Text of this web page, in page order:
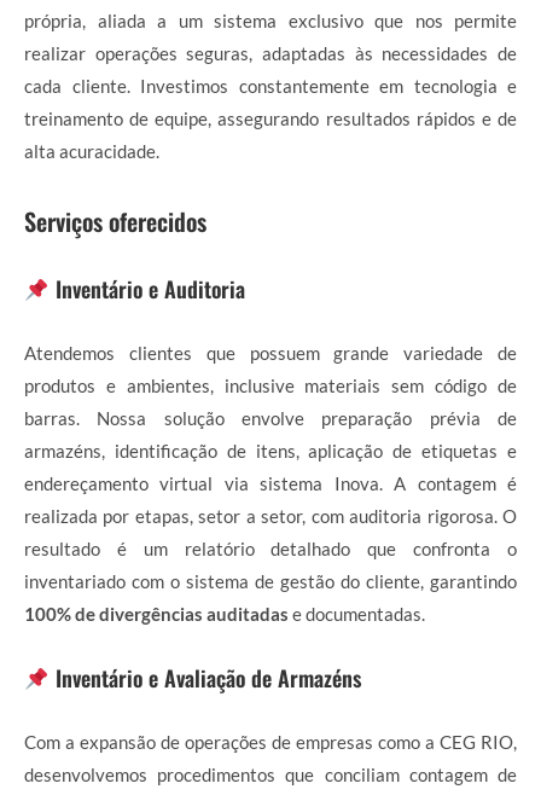
própria, aliada a um sistema exclusivo que nos permite
realizar operações seguras, adaptadas às necessidades de
cada cliente. Investimos constantemente em tecnologia e
treinamento de equipe, assegurando resultados rápidos e de
alta acuracidade.
Serviços oferecidos
Inventário e Auditoria
Atendemos clientes que possuem grande variedade de
produtos e ambientes, inclusive materiais sem código de
barras. Nossa solução envolve preparação prévia de
armazéns, identificação de itens, aplicação de etiquetas e
endereçamento virtual via sistema Inova. A contagem é
realizada por etapas, setor a setor, com auditoria rigorosa. O
resultado é um relatório detalhado que confronta o
inventariado com o sistema de gestão do cliente, garantindo
100% de divergências auditadas e documentadas.
Inventário e Avaliação de Armazéns
Com a expansão de operações de empresas como a CEG RIO,
desenvolvemos procedimentos que conciliam contagem de